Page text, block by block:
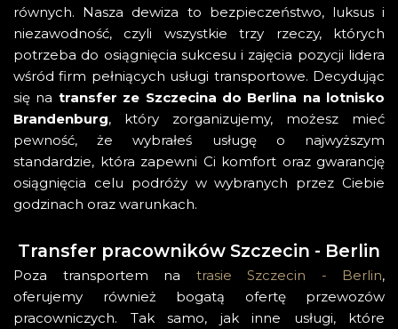
równych. Nasza dewiza to bezpieczeństwo, luksus i
niezawodność, czyli wszystkie trzy rzeczy, których
potrzeba do osiągnięcia sukcesu i zajęcia pozycji lidera
wśród firm pełniących usługi transportowe. Decydując
się na transfer ze Szczecina do Berlina na lotnisko
Brandenburg, który zorganizujemy, możesz mieć
pewność, że wybrałeś usługę o najwyższym
standardzie, która zapewni Ci komfort oraz gwarancję
osiągnięcia celu podróży w wybranych przez Ciebie
godzinach oraz warunkach.
Transfer pracowników Szczecin - Berlin
Poza transportem na trasie Szczecin - Berlin,
oferujemy również bogatą ofertę przewozów
pracowniczych. Tak samo, jak inne usługi, które